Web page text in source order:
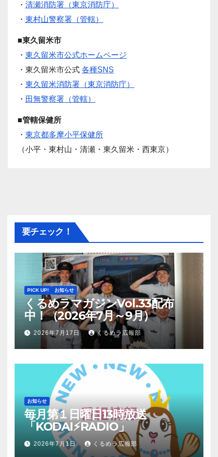
・ 清瀬消防署（東京消防庁）
・ 東村山警察署（管轄）
■東久留米市
・ 東久留米市公式ホームページ
・東久留米市公式 各種SNS
・ 東久留米消防署（東京消防庁）
・ 田無警察署（管轄）
■管轄保健所
・ 東京都多摩小平保健所
（小平・東村山・清瀬・東久留米・西東京）
要チェック！
PICK UP! お知らせ
くるめラマガジンVol.33配布
中！（2026年7月～9月）
2026年7月17日 くるめラ広報部
お知らせ
毎月第１日曜日13時放送
「KODAI⚡RADIO」
2026年7月1日 くるめラ広報部